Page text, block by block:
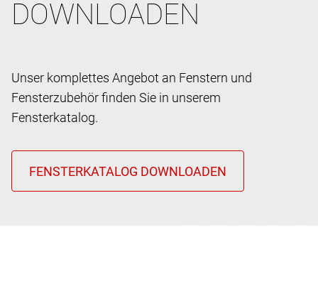
DOWNLOADEN
Unser komplettes Angebot an Fenstern und
Fensterzubehör finden Sie in unserem
Fensterkatalog.